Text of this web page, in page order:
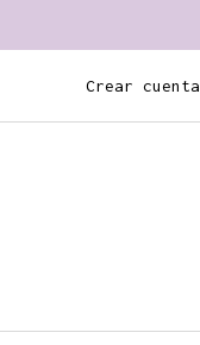
Crear cuenta